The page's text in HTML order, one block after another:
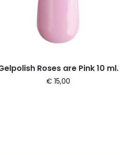
Roses are Pink 10 ml.
€ 15,00